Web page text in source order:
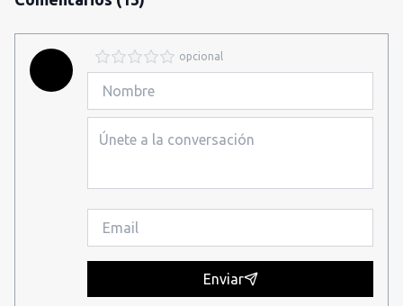
opcional
Enviar